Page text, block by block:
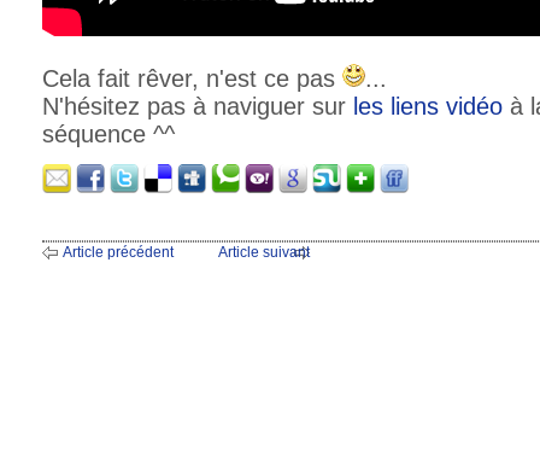
Cela fait rêver, n'est ce pas
...
N'hésitez pas à naviguer sur les liens vidéo à
séquence ^^
Article précédent Article suivant